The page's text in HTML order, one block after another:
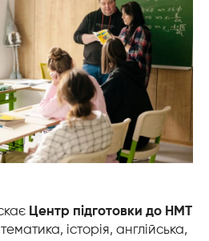
Центр підготовки до НМТ
історія, англійська,